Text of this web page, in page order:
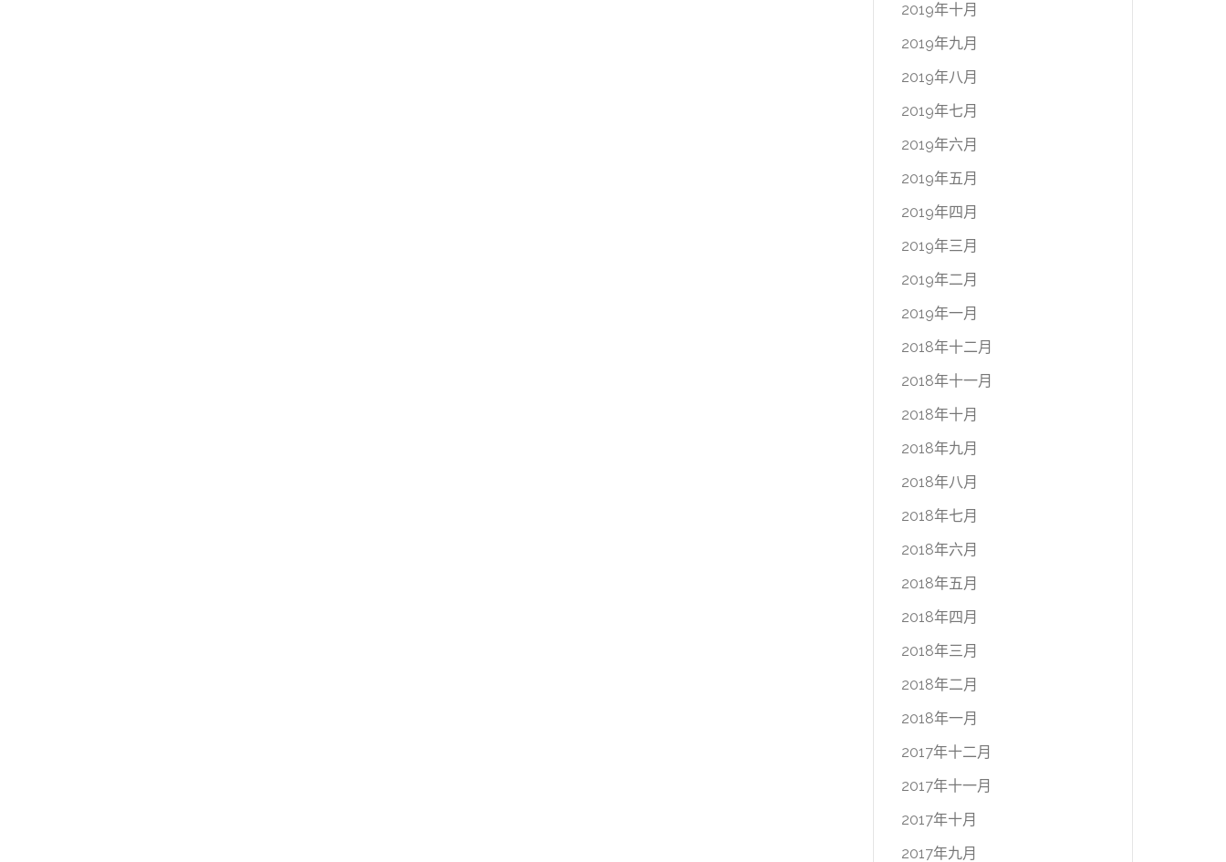
2019年十月
2019年九月
2019年八月
2019年七月
2019年六月
2019年五月
2019年四月
2019年三月
2019年二月
2019年一月
2018年十二月
2018年十一月
2018年十月
2018年九月
2018年八月
2018年七月
2018年六月
2018年五月
2018年四月
2018年三月
2018年二月
2018年一月
2017年十二月
2017年十一月
2017年十月
2017年九月